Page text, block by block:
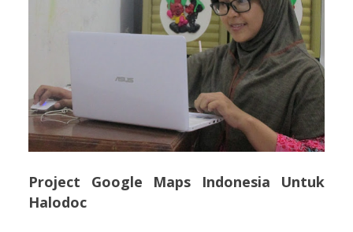
Project Google Maps Indonesia Untuk
Halodoc